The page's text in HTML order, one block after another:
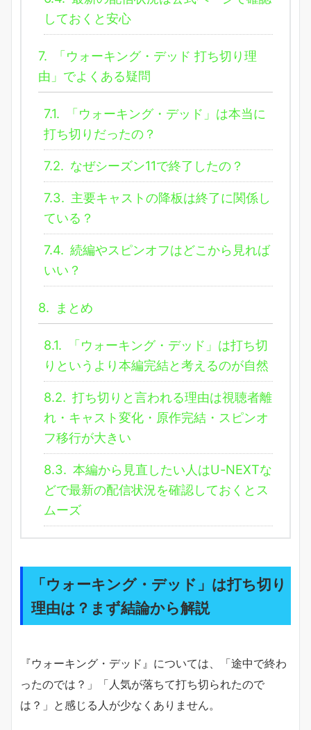
しておくと安心
7.
「ウォーキング・デッド 打ち切り理
由」でよくある疑問
7.1.
「ウォーキング・デッド」は本当に
打ち切りだったの？
7.2. なぜシーズン11で終了したの？
7.3. 主要キャストの降板は終了に関係し
ている？
7.4. 続編やスピンオフはどこから見れば
いい？
8. まとめ
8.1.
「ウォーキング・デッド」は打ち切
りというより本編完結と考えるのが自然
8.2. 打ち切りと言われる理由は視聴者離
れ・キャスト変化・原作完結・スピンオ
フ移行が大きい
8.3. 本編から見直したい人はU-NEXTな
どで最新の配信状況を確認しておくとス
ムーズ
「ウォーキング・デッド」は打ち切り
理由は？まず結論から解説
『ウォーキング・デッド』については、「途中で終わ
ったのでは？」「人気が落ちて打ち切られたので
は？」と感じる人が少なくありません。